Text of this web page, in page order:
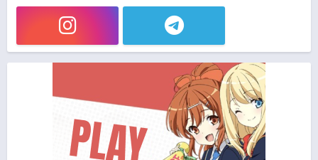
Fresh Pretty Cure! - Le Pretty Cure nel Regno dei
Movie - 2009 - 1h e 10 min/ep
Pretty Cure All Stars DX – Il film 2: Luce della
speranza ☆ Proteggi il Rainbow Jewel!
Movie - 2010 - 1h e 10 min/ep
Heartcatch Pretty Cure! (ITA)